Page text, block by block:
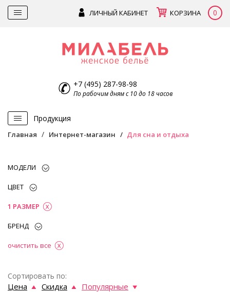
ЛИЧНЫЙ КАБИНЕТ КОРЗИНА 0
+7 (495) 287-98-98
По рабочим дням с 10 до 18 часов
Продукция
Главная Интернет-магазин Для сна и отдыха
МОДЕЛИ
ЦВЕТ
1 РАЗМЕР
БРЕНД
очистить все
Сортировать по:
Цена Скидка Популярные